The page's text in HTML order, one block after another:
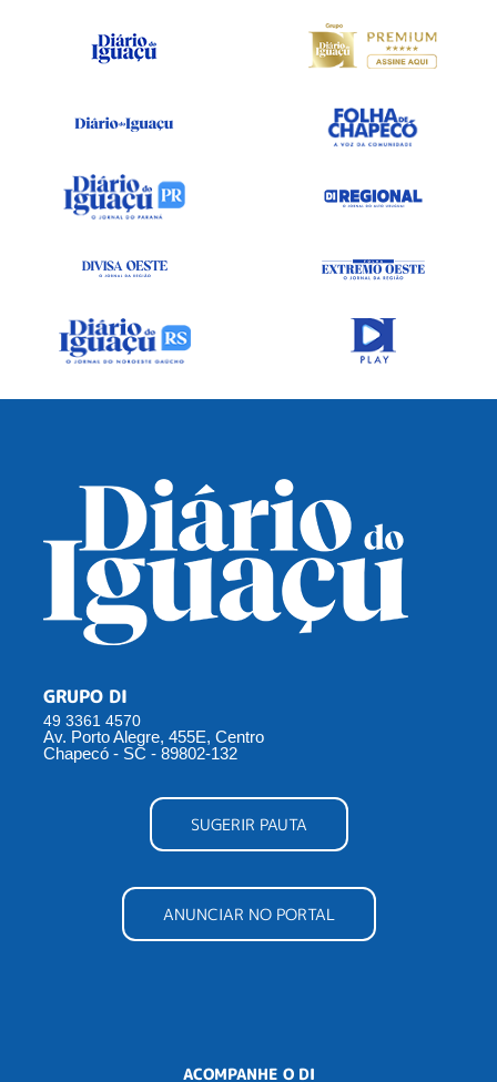
GRUPO DI
49 3361 4570
Av. Porto Alegre, 455E, Centro
Chapecó - SC - 89802-132
SUGERIR PAUTA
ANUNCIAR NO PORTAL
ACOMPANHE O DI